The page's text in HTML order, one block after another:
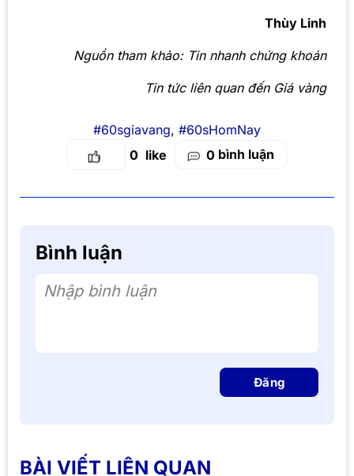
Thùy Linh
Nguồn tham khảo: Tin nhanh chứng khoán
Tin tức liên quan đến Giá vàng
#60sgiavang, #60sHomNay
0
0 bình luận
Bình luận
Nhập bình luận
Đăng
BÀI VIẾT LIÊN QUAN